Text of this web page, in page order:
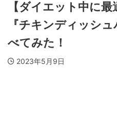
【ダイエット中に
『チキンディッシ
べてみた！
2023年5月9日